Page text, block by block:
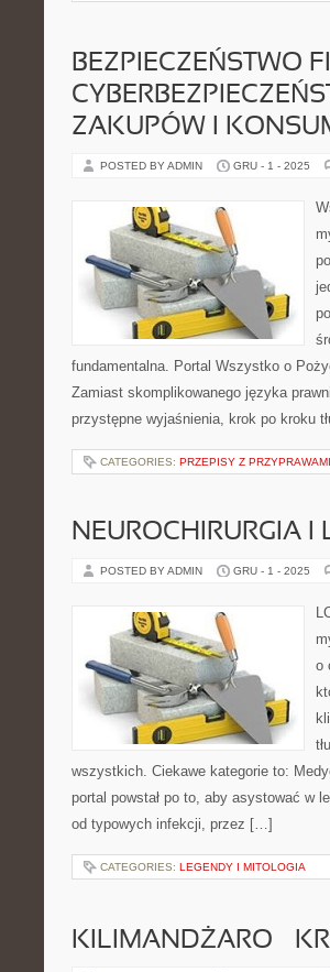
BEZPIECZEŃSTWO
ZAKUPÓW I
POSTED BY ADMIN GRU - 1 - 2025
fundamentalna. Portal Wszystko o
Zamiast skomplikowanego języka
przystępne wyjaśnienia, krok po kroku
CATEGORIES: PRZEPISY Z PRZYPRAWAMI
NEUROCHIRURGIA I
POSTED BY ADMIN GRU - 1 - 2025
o
wszystkich. Ciekawe kategorie to:
portal powstał po to, aby asystować w
od typowych infekcji, przez […]
CATEGORIES: LEGENDY I MITOLOGIA
KILIMANDŻARO –